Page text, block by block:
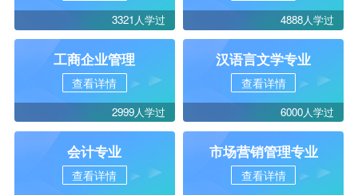
3321人学过 4888人学过
工商企业管理
查看详情
2999人学过
汉语言文学专业
查看详情
6000人学过
会计专业
查看详情
市场营销管理专业
查看详情